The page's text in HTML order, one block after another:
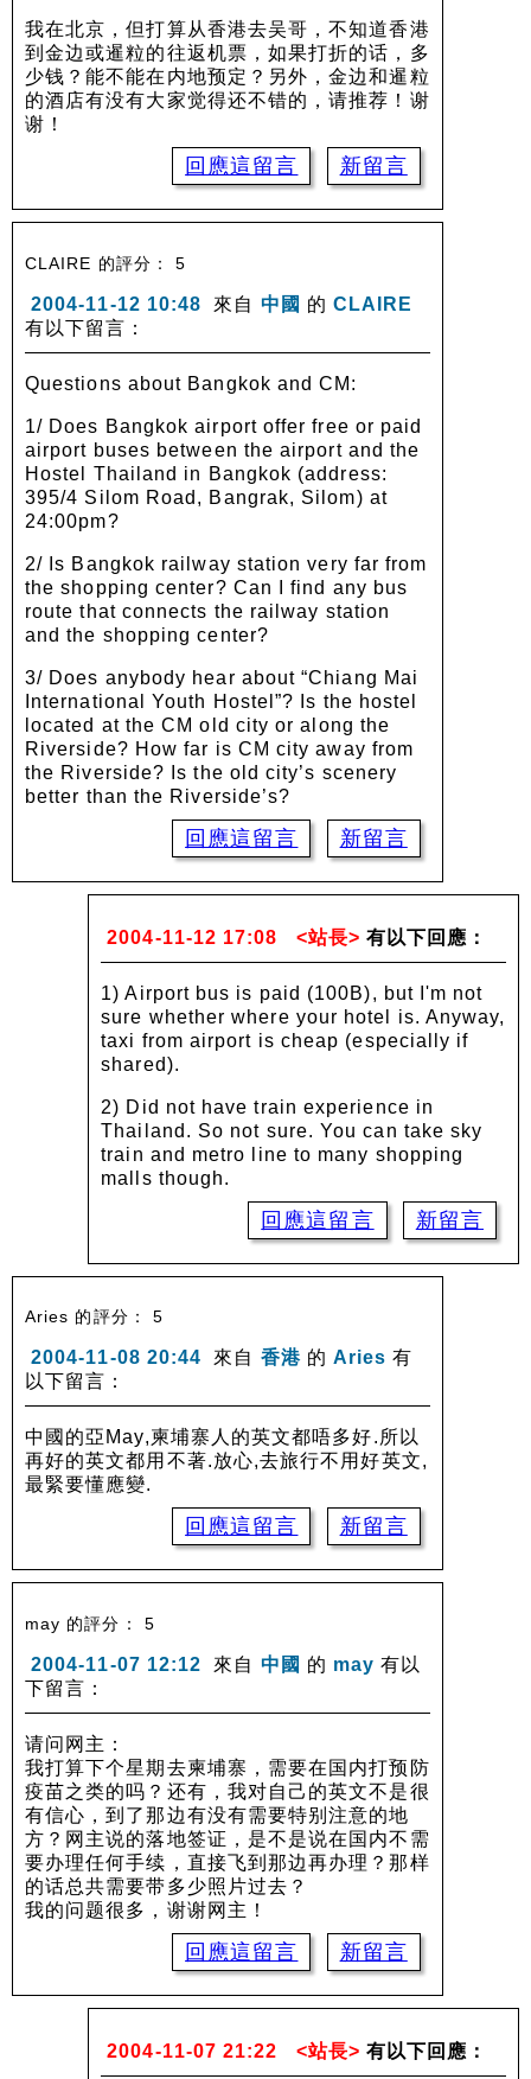
我在北京，但打算从香港去吴哥，不知道香港
到金边或暹粒的往返机票，如果打折的话，多
少钱？能不能在内地预定？另外，金边和暹粒
的酒店有没有大家觉得还不错的，请推荐！谢
谢！
回應這留言 新留言
CLAIRE 的評分： 5
2004-11-12 10:48 來自 中國 的 CLAIRE
有以下留言：
Questions about Bangkok and CM:
1/ Does Bangkok airport offer free or paid
airport buses between the airport and the
Hostel Thailand in Bangkok (address:
395/4 Silom Road, Bangrak, Silom) at
24:00pm?
2/ Is Bangkok railway station very far from
the shopping center? Can I find any bus
route that connects the railway station
and the shopping center?
3/ Does anybody hear about “Chiang Mai
International Youth Hostel”? Is the hostel
located at the CM old city or along the
Riverside? How far is CM city away from
the Riverside? Is the old city’s scenery
better than the Riverside’s?
回應這留言 新留言
2004-11-12 17:08 <站長> 有以下回應：
1) Airport bus is paid (100B), but I'm not
sure whether where your hotel is. Anyway,
taxi from airport is cheap (especially if
shared).
2) Did not have train experience in
Thailand. So not sure. You can take sky
train and metro line to many shopping
malls though.
回應這留言 新留言
Aries 的評分： 5
2004-11-08 20:44 來自 香港 的 Aries 有
以下留言：
中國的亞May,柬埔寨人的英文都唔多好.所以
再好的英文都用不著.放心,去旅行不用好英文,
最緊要懂應變.
回應這留言 新留言
may 的評分： 5
2004-11-07 12:12 來自 中國 的 may 有以
下留言：
请问网主：
我打算下个星期去柬埔寨，需要在国内打预防
疫苗之类的吗？还有，我对自己的英文不是很
有信心，到了那边有没有需要特别注意的地
方？网主说的落地签证，是不是说在国内不需
要办理任何手续，直接飞到那边再办理？那样
的话总共需要带多少照片过去？
我的问题很多，谢谢网主！
回應這留言 新留言
2004-11-07 21:22 <站長> 有以下回應：